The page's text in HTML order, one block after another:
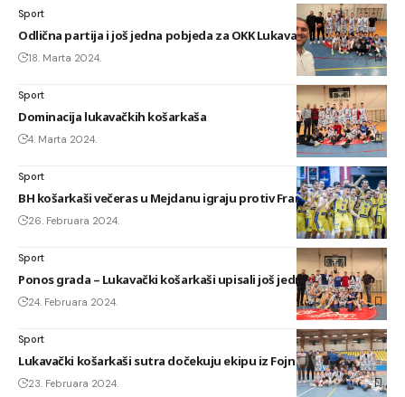
Sport
Odlična partija i još jedna pobjeda za OKK Lukavac
18. Marta 2024.
Sport
Dominacija lukavačkih košarkaša
4. Marta 2024.
Sport
BH košarkaši večeras u Mejdanu igraju protiv Francuske
26. Februara 2024.
Sport
Ponos grada – Lukavački košarkaši upisali još jednu pobjedu
24. Februara 2024.
Sport
Lukavački košarkaši sutra dočekuju ekipu iz Fojnice
23. Februara 2024.